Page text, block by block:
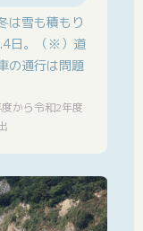
は雪も積もり
日。（※）道
の通行は問題
から令和2年度